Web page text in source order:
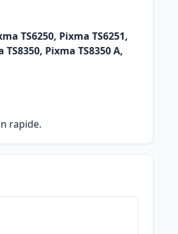
TS6250, Pixma TS6251,
Pixma TS8350 A,
rapide.